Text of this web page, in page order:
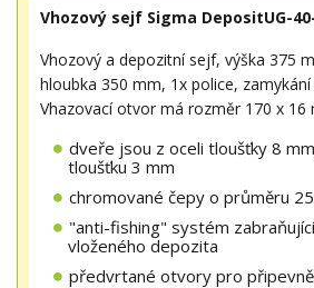
Vhozový sejf Sigma DepositUG-
Vhozový a depozitní sejf, výška 375
hloubka 350 mm, 1x police,
Vhazovací otvor má rozměr 170 x 16
dveře jsou z oceli tloušťky 8
tloušťku 3 mm
chromované čepy o průměru
"anti-fishing" systém
vloženého depozita
předvrtané otvory pro